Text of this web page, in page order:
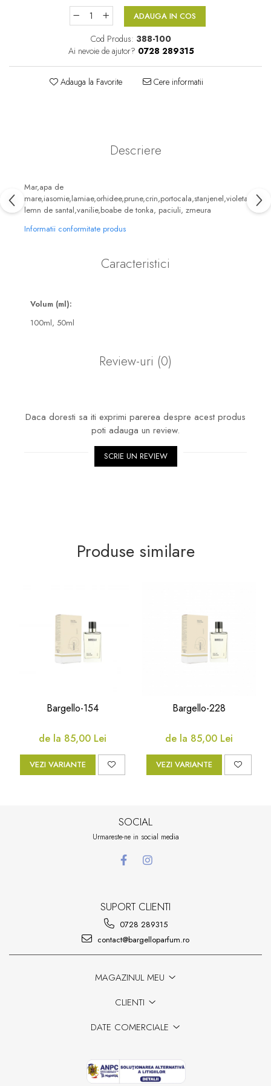
Floral-Lemnos
Aromatic-Fructat
Aromatic-Verde
ADAUGA IN COS
Cod Produs: 388-100
Ai nevoie de ajutor? 0728 289315
Adauga la Favorite Cere informatii
Descriere
Mar,apa de
lemn de santal,vanilie,boabe de tonka, paciuli, zmeura
Informatii conformitate produs
Caracteristici
Volum (ml):
100ml, 50ml
Review-uri (0)
Daca doresti sa iti exprimi parerea despre acest produs
poti adauga un review.
SCRIE UN REVIEW
Produse similare
Bargello-154
de la 85,00 Lei
VEZI VARIANTE
Bargello-228
de la 85,00 Lei
VEZI VARIANTE
SOCIAL
Urmareste-ne in social media
SUPORT CLIENTI
0728 289315
contact@bargelloparfum.ro
MAGAZINUL MEU
CLIENTI
DATE COMERCIALE